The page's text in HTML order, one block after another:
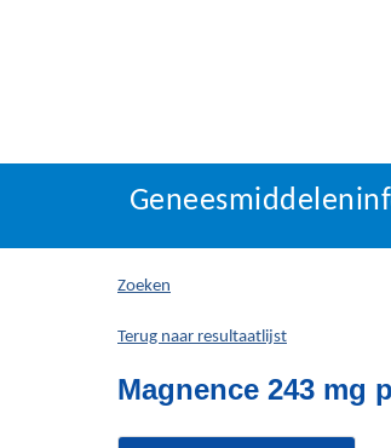
U
hier:
Zoeken
Terug naar resultaatlijst
Magnence 243 mg